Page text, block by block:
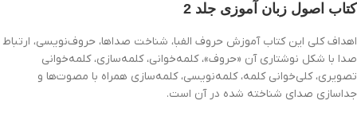
کتاب اصول زبان آموزی جلد 2
اهداف كلی اين كتاب آموزش حروف الفبا، شناخت صداها، حروف‌نويسی، ارتباط
صدا با شكل نوشتاری آن «حروف»، كلمه‌خوانی، كلمه‌سازی، كلمه‌خوانی
تصويری، كلی‌خوانی كلمه، كلمه‌نويسی،‌ كلمه‌سازی همراه با مصوت‌ها و
جداسازی صدای شناخته شده در آن است.